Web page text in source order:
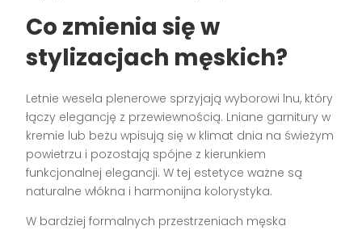
Co zmienia się w
stylizacjach męskich?
Letnie wesela plenerowe sprzyjają wyborowi lnu, który
łączy elegancję z przewiewnością. Lniane garnitury w
kremie lub beżu wpisują się w klimat dnia na świeżym
powietrzu i pozostają spójne z kierunkiem
funkcjonalnej elegancji. W tej estetyce ważne są
naturalne włókna i harmonijna kolorystyka.
W bardziej formalnych przestrzeniach męska